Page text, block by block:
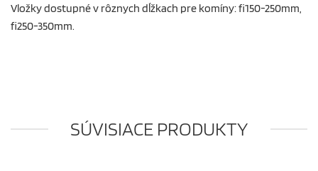
Vložky dostupné v rôznych dĺžkach pre komíny: fi150-250mm,
fi250-350mm.
SÚVISIACE PRODUKTY